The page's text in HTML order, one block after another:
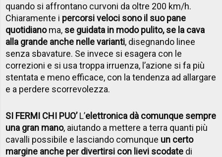
quando si affrontano curvoni da oltre 200 km/h.
Chiaramente i percorsi veloci sono il suo pane
quotidianoma, se guidata in modo pulito, se la cava
alla grande anche nelle varianti, disegnando linee
senza sbavature. Se invece si esagera con le
correzioni e si usa troppa irruenza, l’azione si fa più
stentata e meno efficace, con la tendenza ad allargare
e a perdere scorrevolezza.
SI FERMI CHI PUO’L’elettronica dà comunque sempre
una gran mano, aiutando a mettere a terra quanti più
cavalli possibile e lasciando comunque un certo
margine anche per divertirsi con lievi scodate di